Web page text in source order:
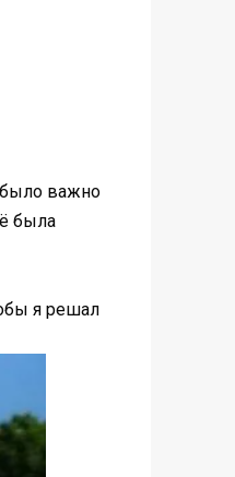
было важно
была
я решал